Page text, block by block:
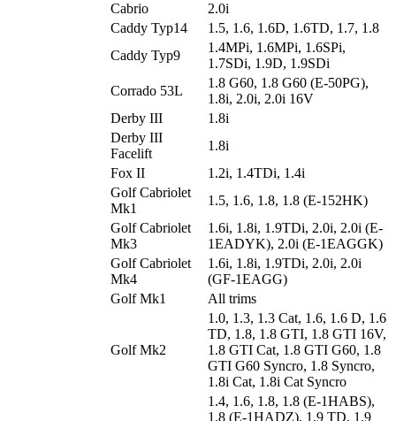
Cabrio
2.0i
Caddy Typ14
1.5, 1.6, 1.6D, 1.6TD, 1.7, 1.8
Caddy Typ9
1.4MPi, 1.6MPi, 1.6SPi,
1.7SDi, 1.9D, 1.9SDi
Corrado 53L
1.8 G60, 1.8 G60 (E-50PG),
1.8i, 2.0i, 2.0i 16V
Derby III
1.8i
Derby III
Facelift
1.8i
Fox II
1.2i, 1.4TDi, 1.4i
Golf Cabriolet
Mk1
1.5, 1.6, 1.8, 1.8 (E-152HK)
Golf Cabriolet
Mk3
1.6i, 1.8i, 1.9TDi, 2.0i, 2.0i (E-
1EADYK), 2.0i (E-1EAGGK)
Golf Cabriolet
Mk4
1.6i, 1.8i, 1.9TDi, 2.0i, 2.0i
(GF-1EAGG)
Golf Mk1
All trims
Golf Mk2
1.0, 1.3, 1.3 Cat, 1.6, 1.6 D, 1.6
TD, 1.8, 1.8 GTI, 1.8 GTI 16V,
1.8 GTI Cat, 1.8 GTI G60, 1.8
GTI G60 Syncro, 1.8 Syncro,
1.8i Cat, 1.8i Cat Syncro
1.4, 1.6, 1.8, 1.8 (E-1HABS),
1.8 (E-1HADZ), 1.9 TD, 1.9